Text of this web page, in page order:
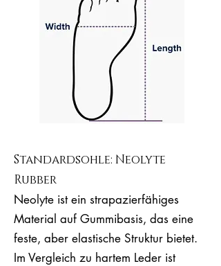
Standardsohle: Neolyte
Rubber
Neolyte ist ein strapazierfähiges
Material auf Gummibasis, das eine
feste, aber elastische Struktur bietet.
Im Vergleich zu hartem Leder ist